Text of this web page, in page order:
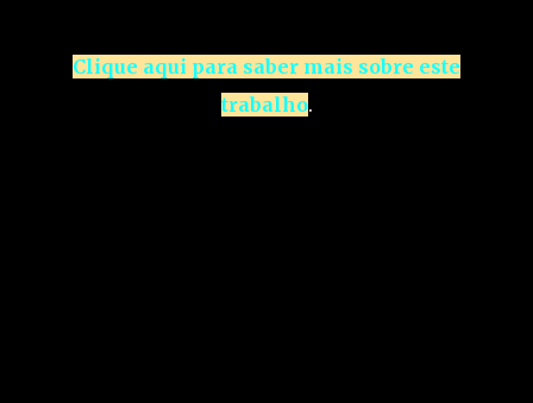
Clique aqui para saber mais sobre este
trabalho.